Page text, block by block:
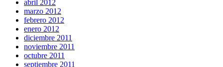
abril 2012
marzo 2012
febrero 2012
enero 2012
diciembre 2011
noviembre 2011
octubre 2011
septiembre 2011